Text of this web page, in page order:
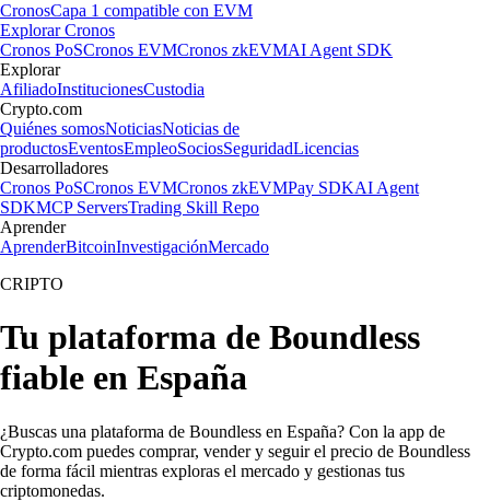
CronosCapa 1 compatible con EVM
Explorar Cronos
Cronos PoSCronos EVMCronos zkEVMAI Agent SDK
Explorar
AfiliadoInstitucionesCustodia
Crypto.com
Quiénes somosNoticiasNoticias de
productosEventosEmpleoSociosSeguridadLicencias
Desarrolladores
Cronos PoSCronos EVMCronos zkEVMPay SDKAI Agent
SDKMCP ServersTrading Skill Repo
Aprender
AprenderBitcoinInvestigaciónMercado
CRIPTO
Tu plataforma de Boundless
fiable en España
¿Buscas una plataforma de Boundless en España? Con la app de
Crypto.com puedes comprar, vender y seguir el precio de Boundless
de forma fácil mientras exploras el mercado y gestionas tus
criptomonedas.